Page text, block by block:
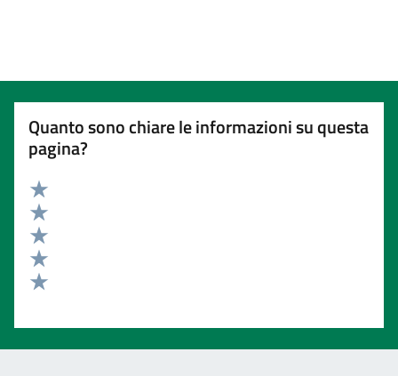
Quanto sono chiare le informazioni su questa
pagina?
Valuta 5 stelle su 5
Valuta 4 stelle su 5
Valuta 3 stelle su 5
Valuta 2 stelle su 5